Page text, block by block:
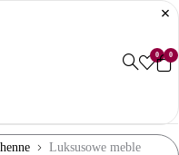
0 0
Luksusowe meble